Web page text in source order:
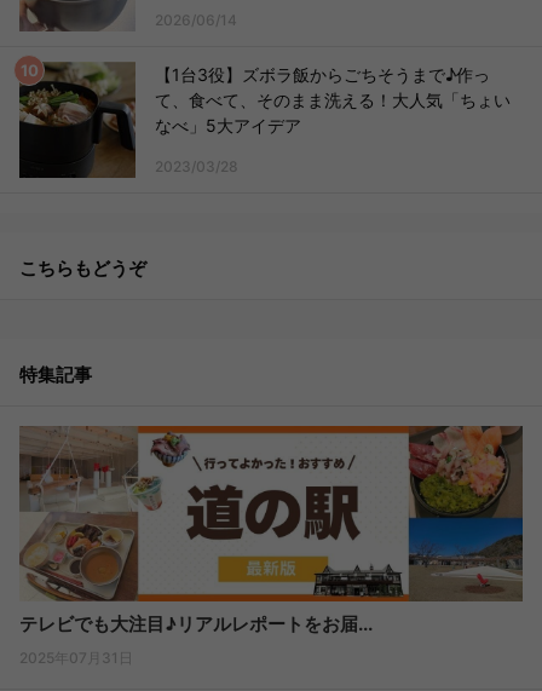
2026/06/14
【1台3役】ズボラ飯からごちそうまで♪作っ
て、食べて、そのまま洗える！大人気「ちょい
なべ」5大アイデア
2023/03/28
こちらもどうぞ
特集記事
テレビでも大注目♪リアルレポートをお届...
2025年07月31日